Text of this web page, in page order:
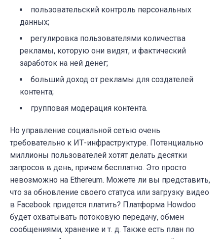
пользовательский контроль персональных
данных;
регулировка пользователями количества
рекламы, которую они видят, и фактический
заработок на ней денег;
больший доход от рекламы для создателей
контента;
групповая модерация контента.
Но управление социальной сетью очень
требовательно к ИТ-инфраструктуре. Потенциально
миллионы пользователей хотят делать десятки
запросов в день, причем бесплатно. Это просто
невозможно на Ethereum. Можете ли вы представить,
что за обновление своего статуса или загрузку видео
в Facebook придется платить? Платформа Howdoo
будет охватывать потоковую передачу, обмен
сообщениями, хранение и т. д. Также есть план по